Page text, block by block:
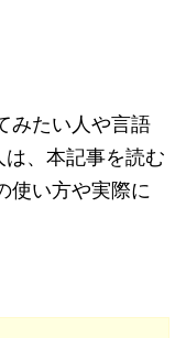
みたい人や言語
、本記事を読む
使い方や実際に